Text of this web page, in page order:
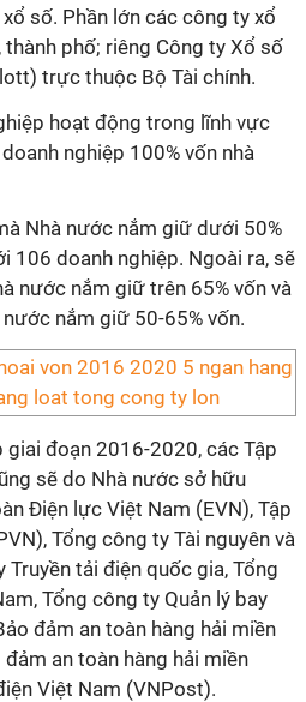
số. Phần lớn các công ty xổ
phố; riêng Công ty Xổ số
trực thuộc Bộ Tài chính.
hoạt động trong lĩnh vực
nghiệp 100% vốn nhà
Nhà nước nắm giữ dưới 50%
106 doanh nghiệp. Ngoài ra, sẽ
nước nắm giữ trên 65% vốn và
nắm giữ 50-65% vốn.
giai đoạn 2016-2020, các Tập
sẽ do Nhà nước sở hữu
Điện lực Việt Nam (EVN), Tập
Tổng công ty Tài nguyên và
tải điện quốc gia, Tổng
Tổng công ty Quản lý bay
đảm an toàn hàng hải miền
an toàn hàng hải miền
Việt Nam (VNPost).